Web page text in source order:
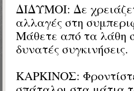
ΔΙΔΥΜΟΙ: Δε
αλλαγές στη
Μάθετε από τα λάθη
δυνατές συγκινήσεις.
ΚΑΡΚΙΝΟΣ: